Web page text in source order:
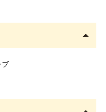
すい為、１ｍｍ程度にし
、模様など多少異なる場
る場合があります。
ブ